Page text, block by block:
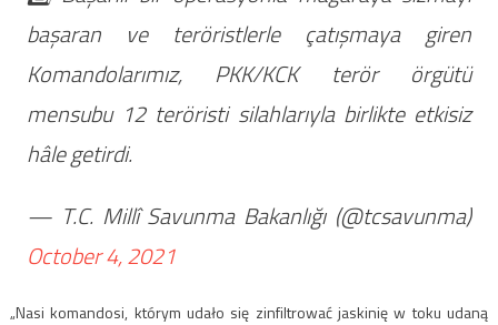
başaran ve teröristlerle çatışmaya giren
Komandolarımız, PKK/KCK terör örgütü
mensubu 12 teröristi silahlarıyla birlikte etkisiz
hâle getirdi.
— T.C. Millî Savunma Bakanlığı (@tcsavunma)
October 4, 2021
„Nasi komandosi, którym udało się zinfiltrować jaskinię w toku udaną